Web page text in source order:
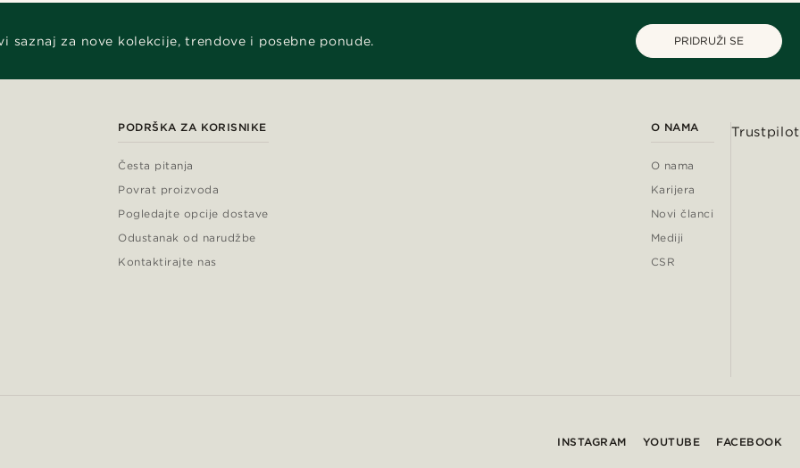
saznaj za nove kolekcije, trendove i posebne ponude. PRIDRUŽI SE
PODRŠKA ZA KORISNIKE
Česta pitanja
Povrat proizvoda
Pogledajte opcije dostave
Odustanak od narudžbe
Kontaktirajte nas
O NAMA
O nama
Karijera
Novi članci
Mediji
CSR
Trustpilot
INSTAGRAM YOUTUBE FACEBOOK